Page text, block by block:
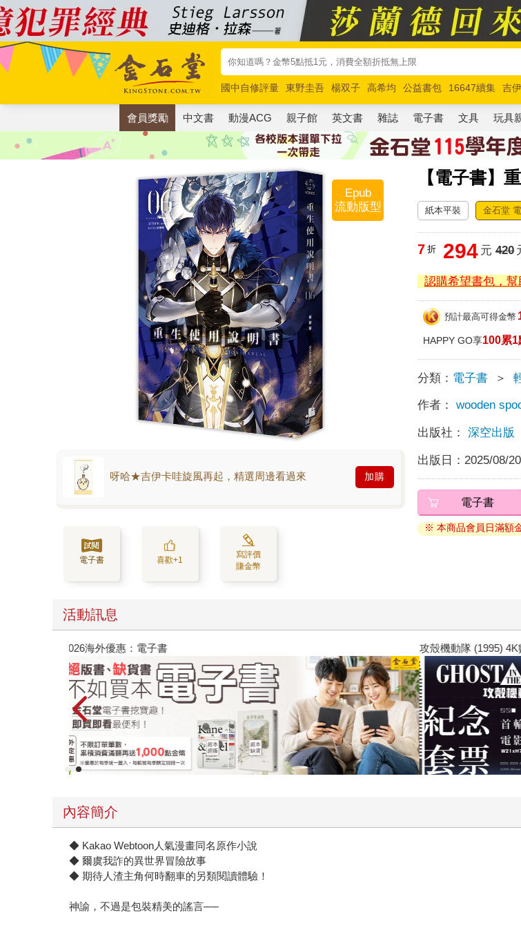
國中自修評量 東野圭吾 楊双子 高希均 公益書包 16647續集 吉
唯紅花綻放
奧德賽 路邊攤新作 馬斯克 玩具總動員5 超慢跑
會員獎勵 中文書 動漫ACG 親子館 英文書 雜誌 電子書 文具 玩具
【電子書】
Epub
流動版型
呀哈★吉伊卡哇旋風再起，精選周邊看過來 加購
電子書 喜歡+1
寫評價
賺金幣
紙本平裝 金石堂
7 折 294 元 420
認購希望書包，幫
預計最高可得金幣
HAPPY GO享100累1
分類： 電子書 ＞
作者： wooden
出版社： 深空出版
出版日： 2025/08/20
電子書
※ 本商品會員日滿額
活動訊息
攻殼機動隊 (1995) 4K數位修復版
內容簡介
◆ Kakao Webtoon人氣漫畫同名原作小說
◆ 爾虞我詐的異世界冒險故事
◆ 期待人渣主角何時翻車的另類閱讀體驗！
神諭，不過是包裝精美的謠言──